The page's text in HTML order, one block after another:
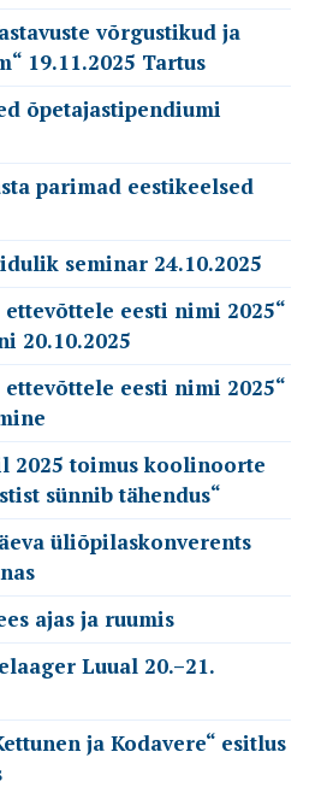
võrgustikud ja
19.11.2025 Tartus
õpetajastipendiumi
parimad eestikeelsed
seminar 24.10.2025
ettevõttele eesti nimi 2025“
20.10.2025
ettevõttele eesti nimi 2025“
2025 toimus koolinoorte
sünnib tähendus“
üliõpilaskonverents
ajas ja ruumis
Luual 20.–21.
ja Kodavere“ esitlus